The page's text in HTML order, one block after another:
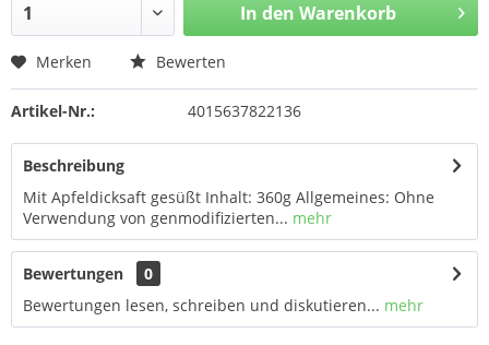
In den Warenkorb
Merken Bewerten
Artikel-Nr.: 4015637822136
Beschreibung
Mit Apfeldicksaft gesüßt Inhalt: 360g Allgemeines: Ohne
Verwendung von genmodifizierten... mehr
Bewertungen
0
Bewertungen lesen, schreiben und diskutieren... mehr